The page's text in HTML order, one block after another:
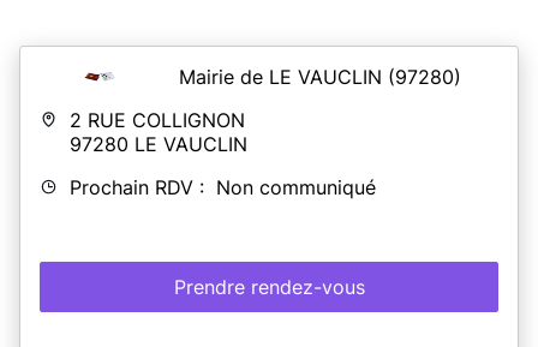
Mairie de LE VAUCLIN (97280)
2 RUE COLLIGNON
97280 LE VAUCLIN
Prochain RDV : Non communiqué
Prendre rendez-vous